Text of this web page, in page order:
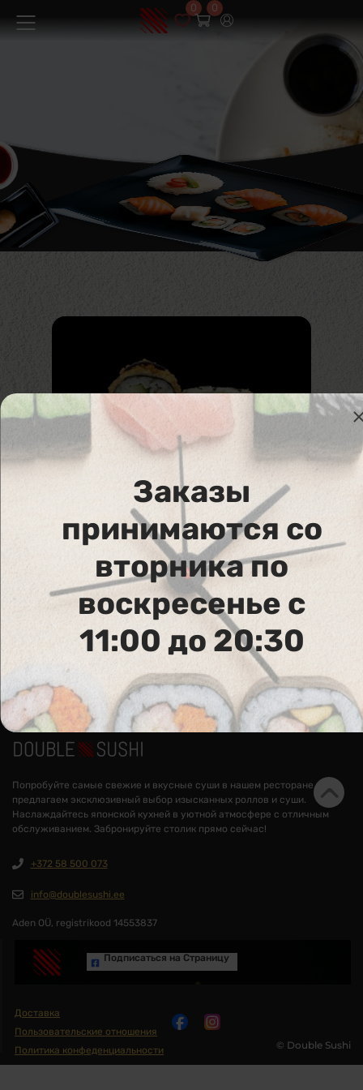
0 0
Меню
358. Furai Tempura
Угорь, лосось, крем сыр, авокадо, огурец,
темпура
Аллергены :
Попробуйте самые свежие и вкусные суши в нашем ресторане. Мы
предлагаем эксклюзивный выбор изысканных роллов и суши.
Наслаждайтесь японской кухней в уютной атмосфере с отличным
обслуживанием. Забронируйте столик прямо сейчас!
+372 58 500 073
info@doublesushi.ee
Aden OÜ, registrikood 14553837
Подписаться на Cтраницу
Доставка
Пользовательские отношения
Политика конфеденциальности
© Double Sushi
Заказы
принимаются со
вторника по
воскресенье с
11:00 до 20:30